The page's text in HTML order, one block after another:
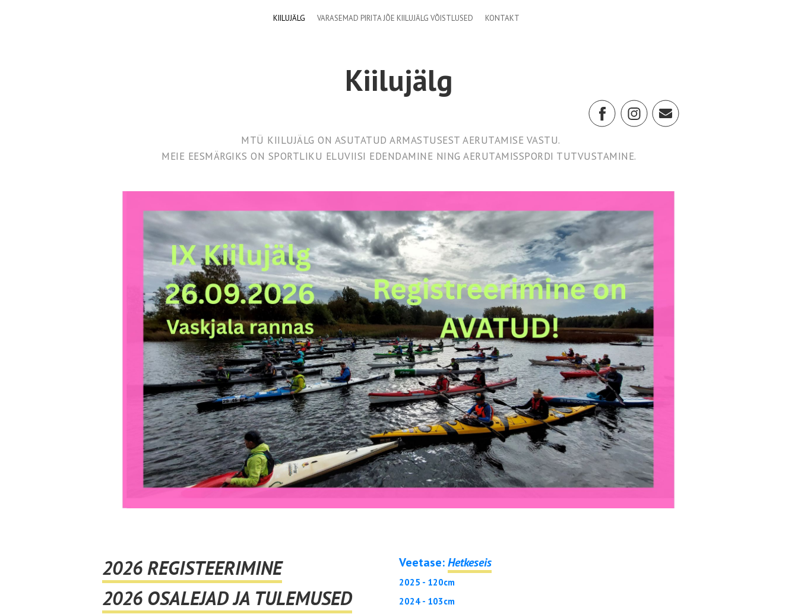
KIILUJÄLG VARASEMAD PIRITA JÕE KIILUJÄLG VÕISTLUSED KONTAKT
Kiilujälg
MTÜ KIILUJÄLG ON ASUTATUD ARMASTUSEST AERUTAMISE VASTU.
MEIE EESMÄRGIKS ON SPORTLIKU ELUVIISI EDENDAMINE NING AERUTAMISSPORDI TUTVUSTAMINE.
2026 REGISTEERIMINE
2026 OSALEJAD JA TULEMUSED
Veetase:Hetkeseis
2025 - 120cm
2024 - 103cm